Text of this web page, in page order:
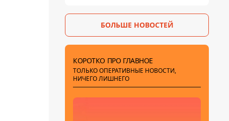
голосование
БОЛЬШЕ НОВОСТЕЙ
КОРОТКО ПРО ГЛАВНОЕ
ТОЛЬКО ОПЕРАТИВНЫЕ НОВОСТИ,
НИЧЕГО ЛИШНЕГО